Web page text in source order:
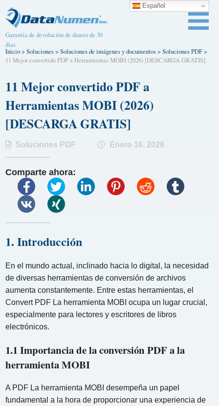
Garantía de devolución de dinero de 30
días
Inicio>Soluciones>Soluciones de imágenes y documentos>Soluciones PDF>
11 Mejor convertido PDF a Herramientas MOBI (2026) [DESCARGA GRATIS]
11 Mejor convertido PDF a
Herramientas MOBI (2026)
[DESCARGA GRATIS]
Soluciones PDF Enero 16, 2026
Comparte ahora:
1. Introducción
En el mundo actual, inclinado hacia lo digital, la necesidad
de diversas herramientas de conversión de archivos
aumenta constantemente. Entre estas herramientas, el
Convert PDF La herramienta MOBI ocupa un lugar crucial,
especialmente para lectores y escritores de libros
electrónicos.
1.1 Importancia de la conversión PDF a la
herramienta MOBI
A PDF La herramienta MOBI desempeña un papel
fundamental a la hora de proporcionar una experiencia de
Español